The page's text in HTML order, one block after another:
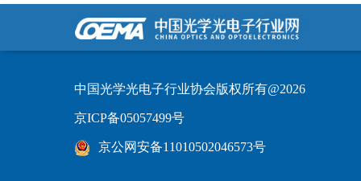
中国光学光电子行业协会版权所有@2026
京ICP备05057499号
京公网安备11010502046573号